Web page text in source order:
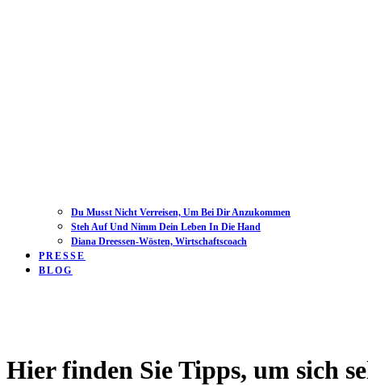
Du Musst Nicht Verreisen, Um Bei Dir Anzukommen
Steh Auf Und Nimm Dein Leben In Die Hand
Diana Dreessen-Wösten, Wirtschaftscoach
PRESSE
BLOG
Hier finden Sie Tipps, um sich